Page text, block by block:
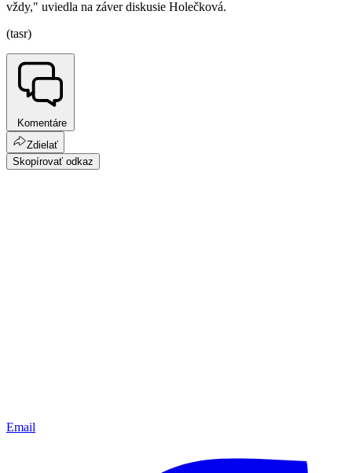
vždy," uviedla na záver diskusie Holečková.
(tasr)
Komentáre
Zdielať
Skopírovať odkaz
Email